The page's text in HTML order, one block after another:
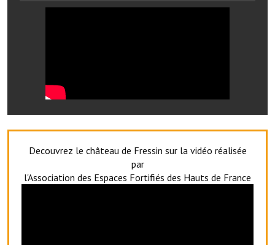
Terrains et maisons à vendre
Equipements sportifs
Decouvrez le château de Fressin sur la vidéo réalisée
par
l'Association des Espaces Fortifiés des Hauts de France